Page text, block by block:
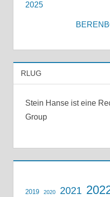
2025
RLUG
Stein Hanse ist eine
Group
2019 2020 2021